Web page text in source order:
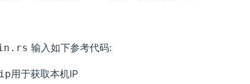
输入如下参考代码:
用于获取本机IP